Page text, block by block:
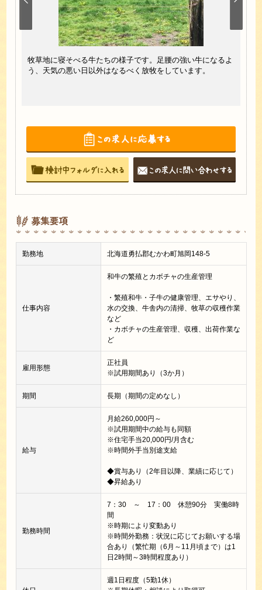
町
を
牧草地に寝そべる牛たちの様子です。足腰の強い牛になるよ
う、天気の悪い日以外はなるべく放牧をしています。
生
市
大
募集要項
勤務地 北海道勇払郡むかわ町旭岡148-5
仕事内容
和牛の繁殖とカボチャの生産管理
・繁殖和牛・子牛の健康管理、エサやり、
水の交換、牛舎内の清掃、牧草の収穫作業
など
・カボチャの生産管理、収穫、出荷作業な
ど
雇用形態
正社員
※試用期間あり（3か月）
期間 長期（期間の定めなし）
給与
月給260,000円～
※試用期間中の給与も同額
※住宅手当20,000円/月含む
※時間外手当別途支給
◆賞与あり（2年目以降、業績に応じて）
◆昇給あり
勤務時間
7：30 ～ 17：00 休憩90分 実働8時
間
※時期により変動あり
※時間外勤務：状況に応じてお願いする場
合あり（繁忙期（6月～11月頃まで）は1
日2時間～3時間程度あり）
週1日程度（5勤1休）